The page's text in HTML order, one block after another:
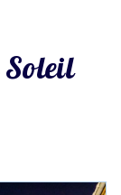
Soleil